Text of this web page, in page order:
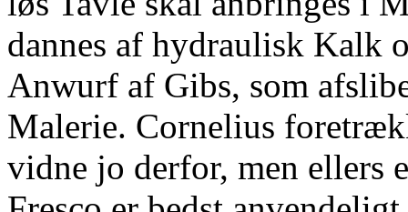
dannes af hydraulisk Kalk
Anwurf af Gibs, som
Malerie. Cornelius
vidne jo derfor, men ellers